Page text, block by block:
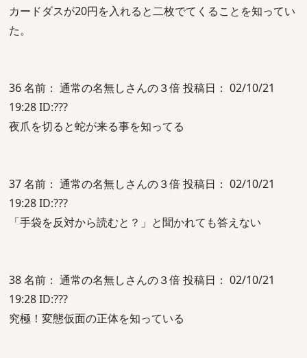
カードダスが20円を入れると二枚でてくることを知ってい
た。
36 名前： 通常の名無しさんの３倍 投稿日： 02/10/21
19:28 ID:???
夜爪を切ると蛇が来る事を知ってる
37 名前： 通常の名無しさんの３倍 投稿日： 02/10/21
19:28 ID:???
「手袋を反対から読むと？」と聞かれても答えない
38 名前： 通常の名無しさんの３倍 投稿日： 02/10/21
19:28 ID:???
究極！変態仮面の正体を知っている